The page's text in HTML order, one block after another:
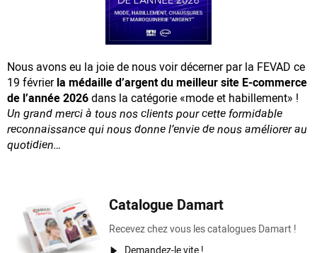
Nous avons eu la joie de nous voir décerner par la FEVAD ce
19 févrierla médaille d’argent du meilleur site E-commerce
de l’année 2026dans la catégorie «mode et habillement» !
Un grand merci à tous nos clients pour cette formidable
reconnaissancequi nous donne l’envie de nous améliorer au
quotidien…
Catalogue Damart
Recevez chez vous les catalogues Damart !
Demandez-le vite !